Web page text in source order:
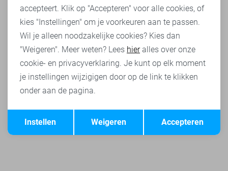
Terug Opslaan
accepteert. Klik op "Accepteren" voor alle cookies, of
kies "Instellingen" om je voorkeuren aan te passen.
Wil je alleen noodzakelijke cookies? Kies dan
"Weigeren". Meer weten? Lees hieralles over onze
cookie- en privacyverklaring. Je kunt op elk moment
je instellingen wijzigigen door op de link te klikken
onder aan de pagina.
Accepteren
Weigeren
Instellen